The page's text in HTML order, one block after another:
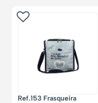
Ref.153 Frasqueira